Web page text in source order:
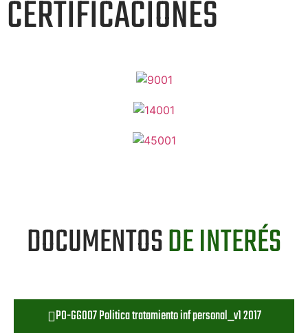
CERTIFICACIONES
DOCUMENTOSDE INTERÉS
PO-GG007 Politica tratamiento inf personal_v1 2017